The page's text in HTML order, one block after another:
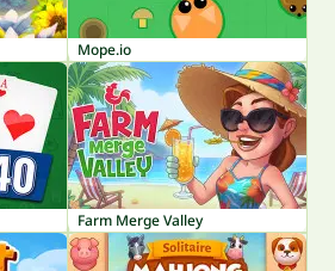
Mope.io
Farm Merge Valley